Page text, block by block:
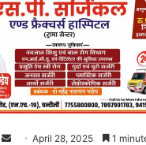
SendApril 28, 2025 1